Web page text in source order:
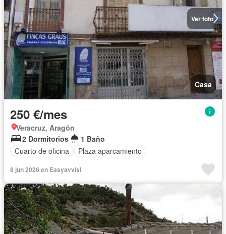
Ver foto
Casa
250 €/mes
Veracruz, Aragón
2 Dormitorios
1 Baño
Cuarto de oficina
Plaza aparcamiento
8 jun 2026 en Easyavvisi